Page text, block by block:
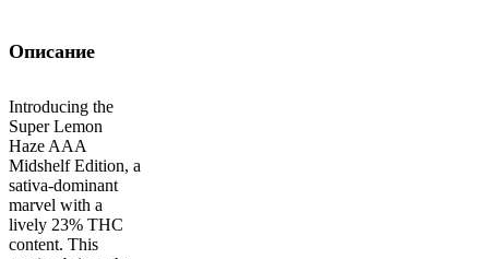
Описание
Introducing the
Super Lemon
Haze AAA
Midshelf Edition, a
sativa-dominant
marvel with a
lively 23% THC
content. This